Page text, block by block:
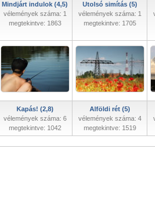
Mindjárt indulok (4,5)
vélemények száma: 1
megtekintve: 1863
Utolsó simítás (5)
vélemények száma: 1
megtekintve: 1705
Kapás! (2,8)
vélemények száma: 6
megtekintve: 1042
Alföldi rét (5)
vélemények száma: 4
megtekintve: 1519